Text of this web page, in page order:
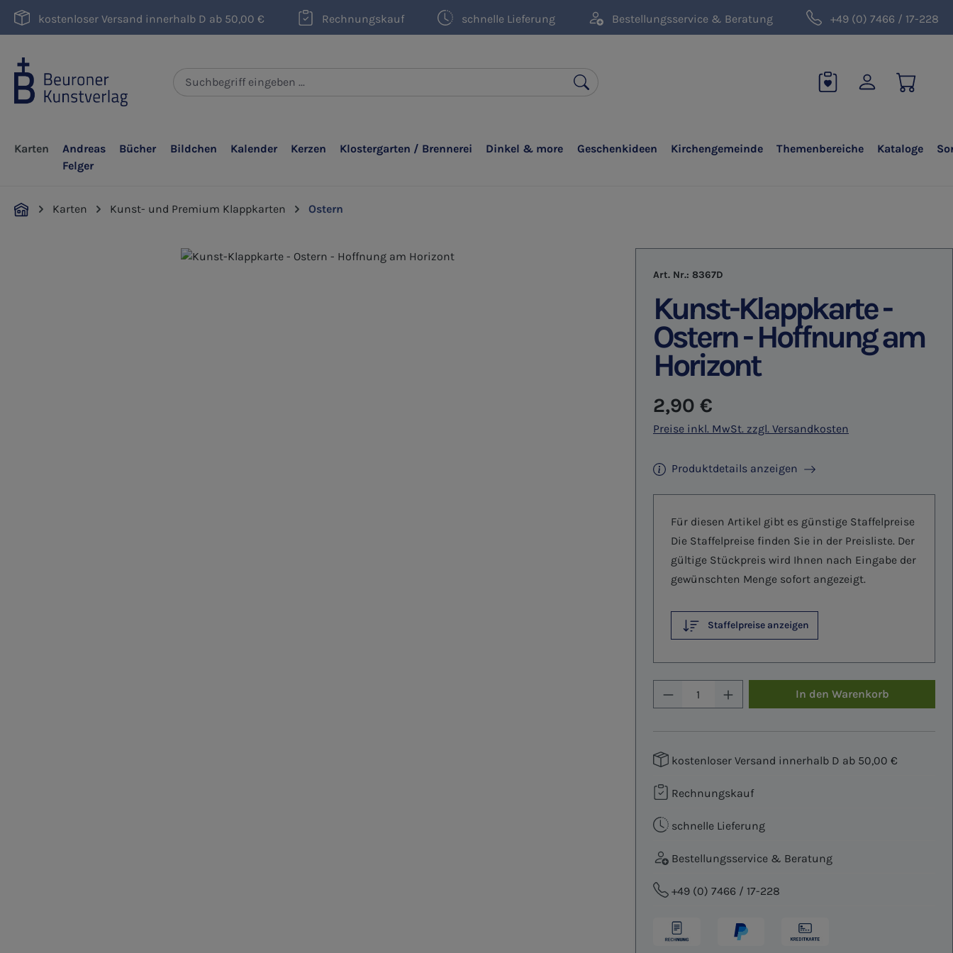
Hauptinhalt springen
Zur Suche springen
Zur Hauptnavigation springen
kostenloser Versand innerhalb D ab 50,00 € Rechnungskauf schnelle Lieferung Bestellungsservice & Beratung +49 (0) 7466 / 17-228
Karten
Andreas
Felger
Bücher Bildchen Kalender Kerzen Klostergarten / Brennerei Dinkel & more Geschenkideen Kirchengemeinde Themenbereiche Kataloge
Karten Kunst- und Premium Klappkarten Ostern
Art. Nr.: 8367D
Kunst-Klappkarte -
Ostern - Hoffnung am
Horizont
Regulärer Preis:
2,90 €
Preise inkl. MwSt. zzgl. Versandkosten
Produktdetails anzeigen
Für diesen Artikel gibt es günstige Staffelpreise
Die Staffelpreise finden Sie in der Preisliste. Der
gültige Stückpreis wird Ihnen nach Eingabe der
gewünschten Menge sofort angezeigt.
Staffelpreise anzeigen
Produkt Anzahl: Gib den
In den Warenkorb
kostenloser Versand innerhalb D ab 50,00 €
Rechnungskauf
schnelle Lieferung
Bestellungsservice & Beratung
+49 (0) 7466 / 17-228